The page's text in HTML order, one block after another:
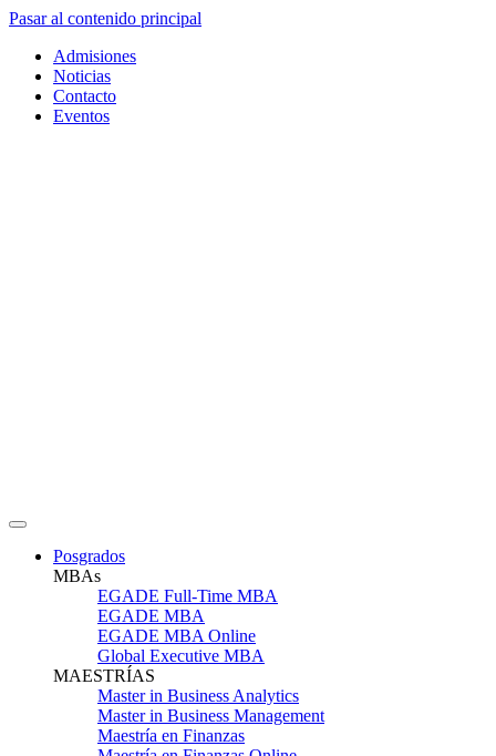
Pasar al contenido principal
Admisiones
Noticias
Contacto
Eventos
Posgrados
MBAs
EGADE Full-Time MBA
EGADE MBA
EGADE MBA Online
Global Executive MBA
MAESTRÍAS
Master in Business Analytics
Master in Business Management
Maestría en Finanzas